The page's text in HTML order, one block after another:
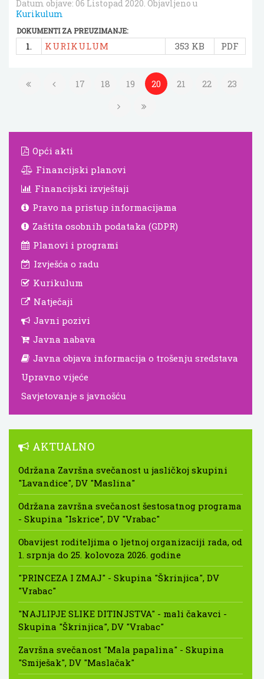
Datum objave: 06 Listopad 2020. Objavljeno u
Kurikulum
DOKUMENTI ZA PREUZIMANJE:
1. KURIKULUM 353 KB PDF
17 18 19 20 21 22 23
Opći akti
Financijski planovi
Financijski izvještaji
Pravo na pristup informacijama
Zaštita osobnih podataka (GDPR)
Planovi i programi
Izvješća o radu
Kurikulum
Natječaji
Javni pozivi
Javna nabava
Javna objava informacija o trošenju sredstava
Upravno vijeće
Savjetovanje s javnošću
AKTUALNO
Održana Završna svečanost u jasličkoj skupini
"Lavandice", DV "Maslina"
Održana završna svečanost šestosatnog programa
- Skupina "Iskrice", DV "Vrabac"
Obavijest roditeljima o ljetnoj organizaciji rada, od
1. srpnja do 25. kolovoza 2026. godine
"PRINCEZA I ZMAJ" - Skupina "Škrinjica", DV
"Vrabac"
"NAJLIPJE SLIKE DITINJSTVA" - mali čakavci -
Skupina "Škrinjica", DV "Vrabac"
Završna svečanost "Mala papalina" - Skupina
"Smiješak", DV "Maslačak"